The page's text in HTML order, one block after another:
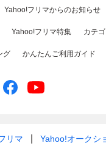
Yahoo!フリマからのお知らせ
Yahoo!フリマ特集 カテ
グ かんたんご利用ガイド
リマ Yahoo!オークシ